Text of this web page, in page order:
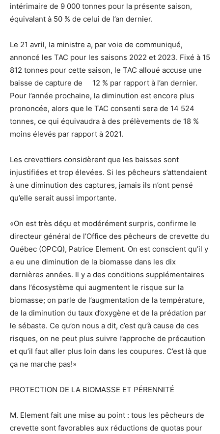
intérimaire de 9 000 tonnes pour la présente saison,
équivalant à 50 % de celui de l’an dernier.
Le 21 avril, la ministre a, par voie de communiqué,
annoncé les TAC pour les saisons 2022 et 2023. Fixé à 15
812 tonnes pour cette saison, le TAC alloué accuse une
baisse de capture de 12 % par rapport à l’an dernier.
Pour l’année prochaine, la diminution est encore plus
prononcée, alors que le TAC consenti sera de 14 524
tonnes, ce qui équivaudra à des prélèvements de 18 %
moins élevés par rapport à 2021.
Les crevettiers considèrent que les baisses sont
injustifiées et trop élevées. Si les pêcheurs s’attendaient
à une diminution des captures, jamais ils n’ont pensé
qu’elle serait aussi importante.
«On est très déçu et modérément surpris, confirme le
directeur général de l’Office des pêcheurs de crevette du
Québec (OPCQ), Patrice Element. On est conscient qu’il y
a eu une diminution de la biomasse dans les dix
dernières années. Il y a des conditions supplémentaires
dans l’écosystème qui augmentent le risque sur la
biomasse; on parle de l’augmentation de la température,
de la diminution du taux d’oxygène et de la prédation par
le sébaste. Ce qu’on nous a dit, c’est qu’à cause de ces
risques, on ne peut plus suivre l’approche de précaution
et qu’il faut aller plus loin dans les coupures. C’est là que
ça ne marche pas!»
PROTECTION DE LA BIOMASSE ET PÉRENNITÉ
M. Element fait une mise au point : tous les pêcheurs de
crevette sont favorables aux réductions de quotas pour